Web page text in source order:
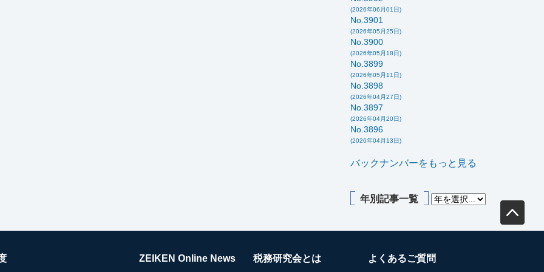
(2026年06月01日)
No.3901
(2026年05月25日)
No.3900
(2026年05月18日)
No.3899
(2026年05月11日)
No.3898
(2026年04月27日)
No.3897
(2026年04月20日)
No.3896
(2026年04月13日)
バックナンバーをもっと見る
年別記事一覧
ZEIKEN Online News 税務研究会とは よくあるご質問